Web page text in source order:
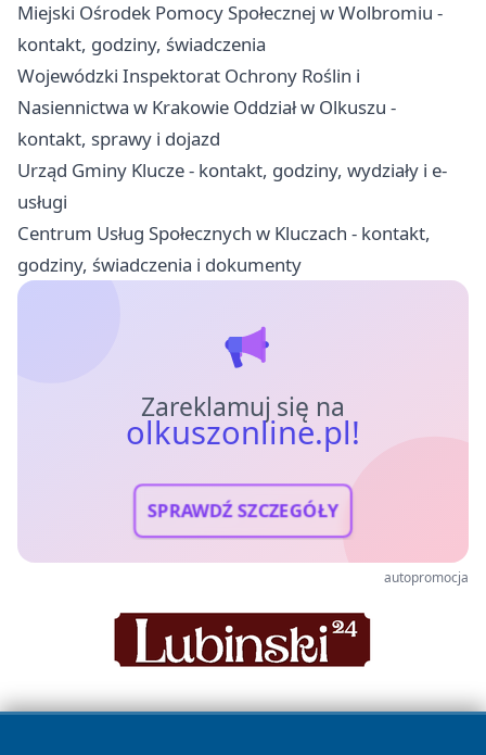
Miejski Ośrodek Pomocy Społecznej w Wolbromiu -
kontakt, godziny, świadczenia
Wojewódzki Inspektorat Ochrony Roślin i
Nasiennictwa w Krakowie Oddział w Olkuszu -
kontakt, sprawy i dojazd
Urząd Gminy Klucze - kontakt, godziny, wydziały i e-
usługi
Centrum Usług Społecznych w Kluczach - kontakt,
godziny, świadczenia i dokumenty
Zareklamuj się na
olkuszonline.pl!
SPRAWDŹ SZCZEGÓŁY
autopromocja